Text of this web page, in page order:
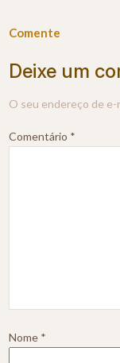
Comente
Deixe um
O seu endereço de e-
Comentário *
Nome *